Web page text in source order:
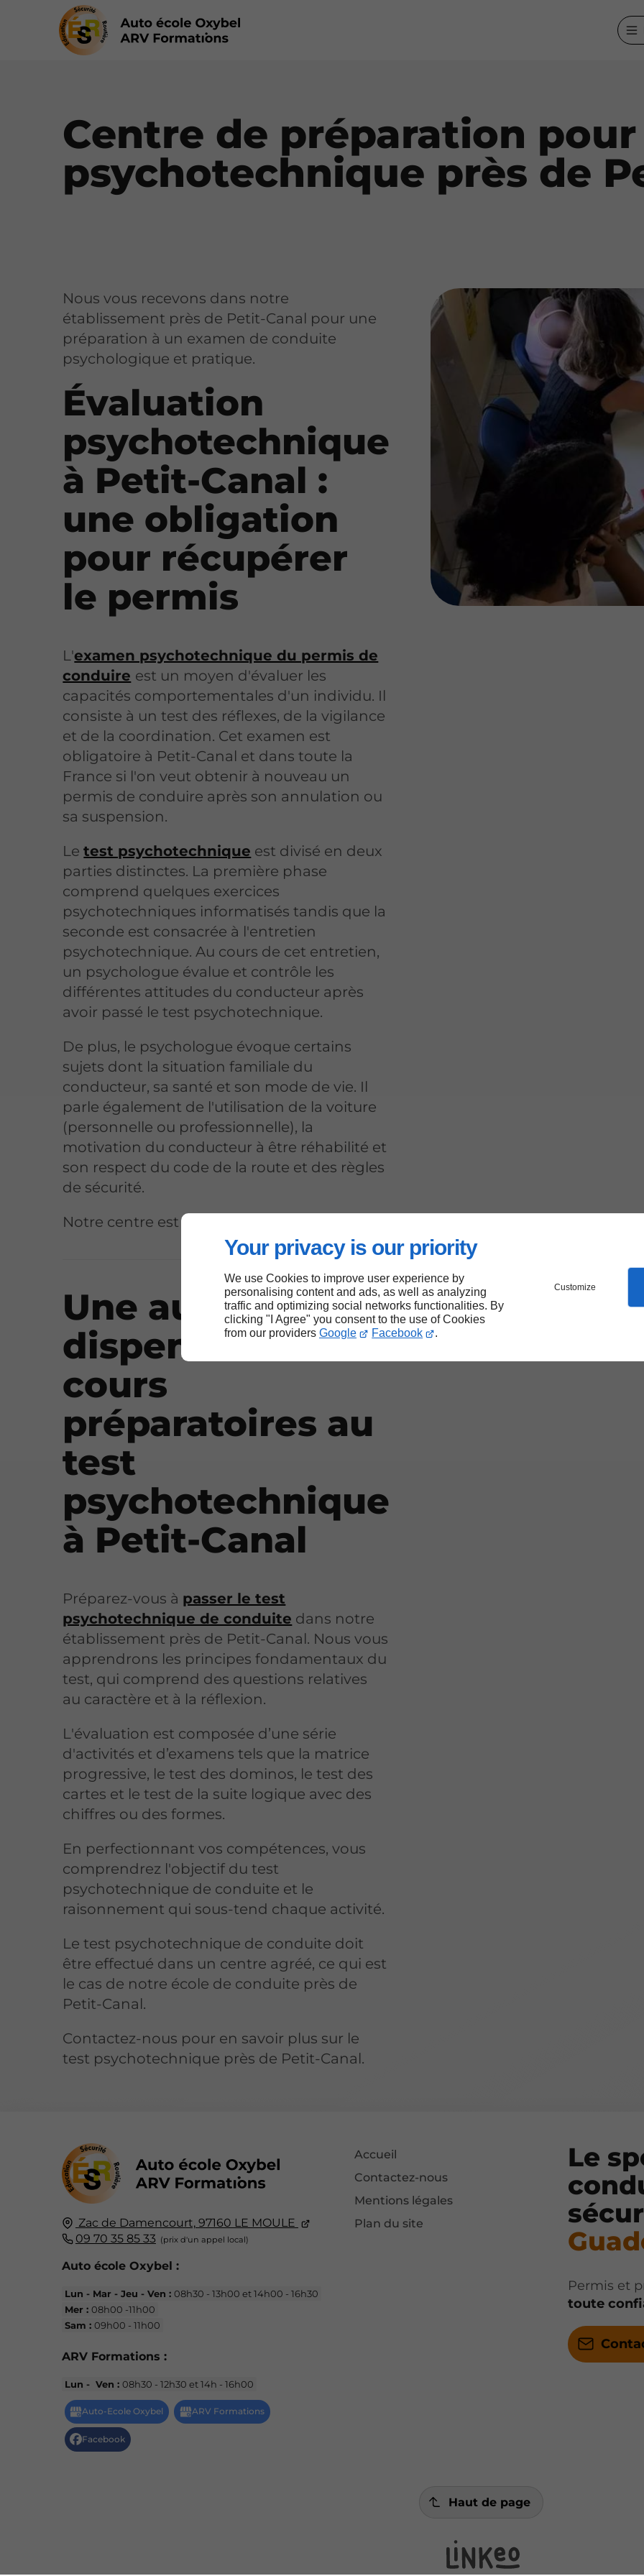
Your privacy is our priority
We use Cookies to improve user experience by
personalising content and ads, as well as analyzing
traffic and optimizing social networks functionalities. By
clicking "I Agree" you consent to the use of Cookies
from our providers Google Facebook .
Customize
Centre de préparation
psychotechnique près de
Nous vous recevons dans notre
établissement près de Petit-Canal pour une
préparation à un examen de conduite
psychologique et pratique.
Évaluation
psychotechnique
à Petit-Canal :
une obligation
pour récupérer
le permis
L'examen psychotechnique du permis de
conduire est un moyen d'évaluer les
capacités comportementales d'un individu. Il
consiste à un test des réflexes, de la vigilance
et de la coordination. Cet examen est
obligatoire à Petit-Canal et dans toute la
France si l'on veut obtenir à nouveau un
permis de conduire après son annulation ou
sa suspension.
Letest psychotechnique est divisé en deux
parties distinctes. La première phase
comprend quelques exercices
psychotechniques informatisés tandis que la
seconde est consacrée à l'entretien
psychotechnique. Au cours de cet entretien,
un psychologue évalue et contrôle les
différentes attitudes du conducteur après
avoir passé le test psychotechnique.
De plus, le psychologue évoque certains
sujets dont la situation familiale du
conducteur, sa santé et son mode de vie. Il
parle également de l'utilisation de la voiture
(personnelle ou professionnelle), la
motivation du conducteur à être réhabilité et
son respect du code de la route et des règles
de sécurité.
Notre centre est situé près de Petit-Canal.
Une auto-école
dispensant de
cours
préparatoires au
test
psychotechnique
à Petit-Canal
Préparez-vous à passer le test
psychotechnique de conduite dans notre
établissement près de Petit-Canal. Nous vous
apprendrons les principes fondamentaux du
test, qui comprend des questions relatives
au caractère et à la réflexion.
L'évaluation est composée d’une série
d'activités et d’examens tels que la matrice
progressive, le test des dominos, le test des
cartes et le test de la suite logique avec des
chiffres ou des formes.
En perfectionnant vos compétences, vous
comprendrez l'objectif du test
psychotechnique de conduite et le
raisonnement qui sous-tend chaque activité.
Le test psychotechnique de conduite doit
être effectué dans un centre agréé, ce qui est
le cas de notre école de conduite près de
Petit-Canal.
Contactez-nous pour en savoir plus sur le
test psychotechnique près de Petit-Canal.
Zac de Damencourt, 97160 LE MOULE
09 70 35 85 33
Auto école Oxybel :
Lun - Mar - Jeu - Ven : 08h30 - 13h00 et 14h00 - 16h30
Mer : 08h00 -11h00
Sam : 09h00 - 11h00
ARV Formations :
Lun - Ven : 08h30 - 12h30 et 14h - 16h00
Accueil
Contactez-nous
Mentions légales
Plan du site
Le
Permis et
toute
Haut de page